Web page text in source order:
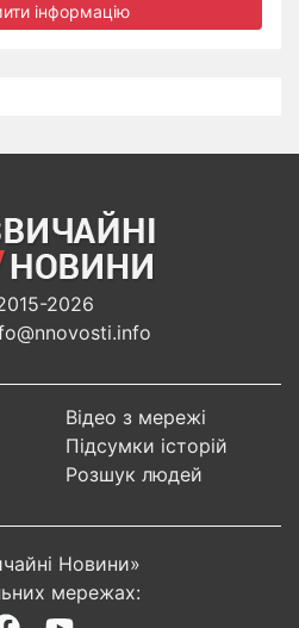
інформацію
2026
Відео з мережі
Підсумки історій
Розшук людей
Новини»
мережах: